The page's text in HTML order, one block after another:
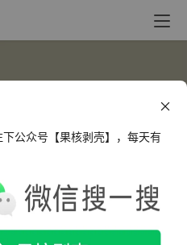
公众号【果核剥壳】，每天有